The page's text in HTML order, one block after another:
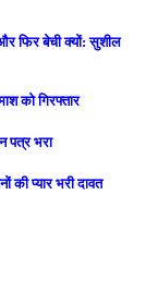
फिर बेची क्यों: सुशील
को गिरफ्तार
पत्र भरा
की प्यार भरी दावत